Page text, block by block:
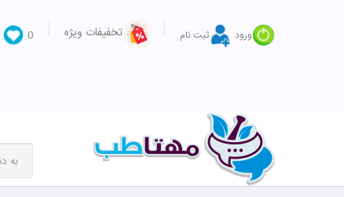
ورود ثبت نام تخفیفات ویژه 0